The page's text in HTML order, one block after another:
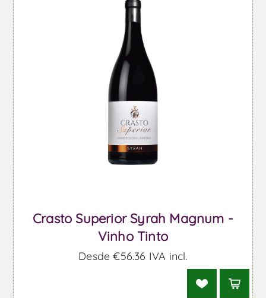
Crasto Superior Syrah Magnum -
Vinho Tinto
Desde €56,36 IVA incl.